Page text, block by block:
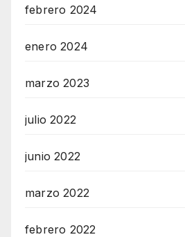
febrero 2024
enero 2024
marzo 2023
julio 2022
junio 2022
marzo 2022
febrero 2022